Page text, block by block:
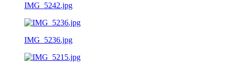
IMG_5242.jpg
IMG_5236.jpg